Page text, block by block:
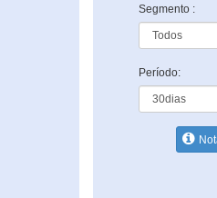
Segmento :
Período: